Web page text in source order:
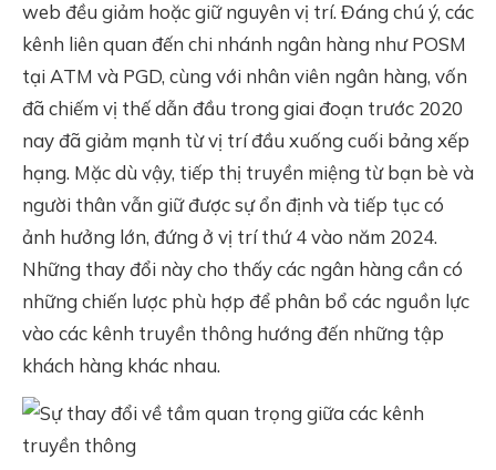
web đều giảm hoặc giữ nguyên vị trí. Đáng chú ý, các
kênh liên quan đến chi nhánh ngân hàng như POSM
tại ATM và PGD, cùng với nhân viên ngân hàng, vốn
đã chiếm vị thế dẫn đầu trong giai đoạn trước 2020
nay đã giảm mạnh từ vị trí đầu xuống cuối bảng xếp
hạng. Mặc dù vậy, tiếp thị truyền miệng từ bạn bè và
người thân vẫn giữ được sự ổn định và tiếp tục có
ảnh hưởng lớn, đứng ở vị trí thứ 4 vào năm 2024.
Những thay đổi này cho thấy các ngân hàng cần có
những chiến lược phù hợp để phân bổ các nguồn lực
vào các kênh truyền thông hướng đến những tập
khách hàng khác nhau.